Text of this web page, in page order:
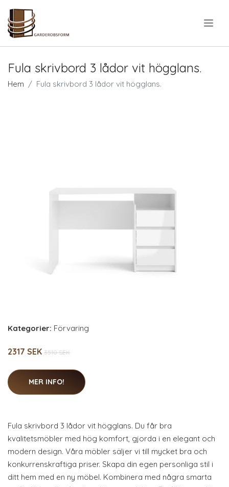
Fula skrivbord 3 lådor vit högglans.
Hem Fula skrivbord 3 lådor vit högglans.
Kategorier: Förvaring
2317 SEK 3510 SEK
MER INFO!
Fula skrivbord 3 lådor vit högglans. Du får bra
kvalitetsmöbler med hög komfort, gjorda i en elegant och
modern design. Våra möbler säljer vi till mycket bra och
konkurrenskraftiga priser. Skapa din egen personliga stil i
ditt hem med en ny möbel. Kombinera med några smarta